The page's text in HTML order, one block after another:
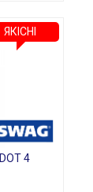
4
ЯКІСНІ